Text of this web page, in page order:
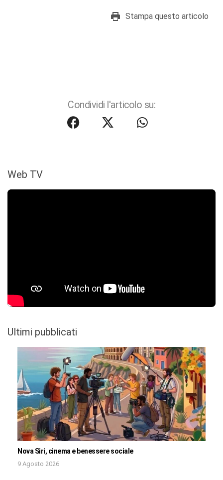
Stampa questo articolo
Condividi l'articolo su:
Web TV
Ultimi pubblicati
Nova Siri, cinema e benessere sociale
9 Agosto 2026